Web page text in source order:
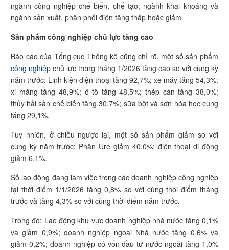
ngành công nghiệp chế biến, chế tạo; ngành khai khoáng và
ngành sản xuất, phân phối điện tăng thấp hoặc giảm.
Sản phẩm công nghiệp chủ lực tăng cao
Báo cáo của Tổng cục Thống kê cũng chỉ rõ, một số sản phẩm
công nghiệp chủ lực trong tháng 1/2026 tăng cao so với cùng kỳ
năm trước: Linh kiện điện thoại tăng 92,7%; xe máy tăng 54,3%;
xi măng tăng 48,9%; ô tô tăng 48,5%; thép cán tăng 38,0%;
thủy hải sản chế biến tăng 30,7%; sữa bột và sơn hóa học cùng
tăng 29,1%.
Tuy nhiên, ở chiều ngược lại, một số sản phẩm giảm so với
cùng kỳ năm trước: Phân Ure giảm 40,0%; điện thoại di động
giảm 6,1%.
Số lao động đang làm việc trong các doanh nghiệp công nghiệp
tại thời điểm 1/1/2026 tăng 0,8% so với cùng thời điểm tháng
trước và tăng 4,3% so với cùng thời điểm năm trước.
Trong đó: Lao động khu vực doanh nghiệp nhà nước tăng 0,1%
và giảm 0,9%; doanh nghiệp ngoài Nhà nước tăng 0,6% và
giảm 0,2%; doanh nghiệp có vốn đầu tư nước ngoài tăng 1,0%